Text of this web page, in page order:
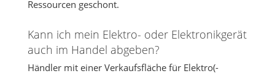
Ressourcen geschont.
Kann ich mein Elektro- oder Elektronikgerät
auch im Handel abgeben?
Händler mit einer Verkaufsfläche für Elektro(-